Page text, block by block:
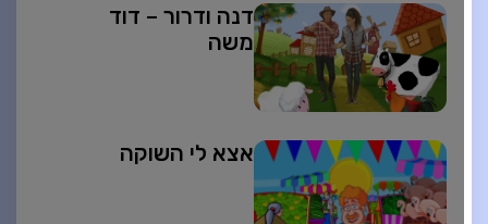
דנה ודרור – דוד
משה
אצא לי השוקה